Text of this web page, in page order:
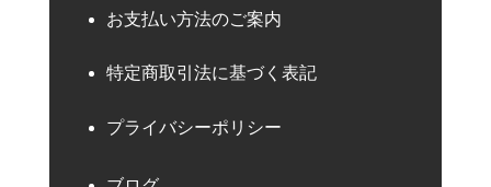
お支払い方法のご案内
特定商取引法に基づく表記
プライバシーポリシー